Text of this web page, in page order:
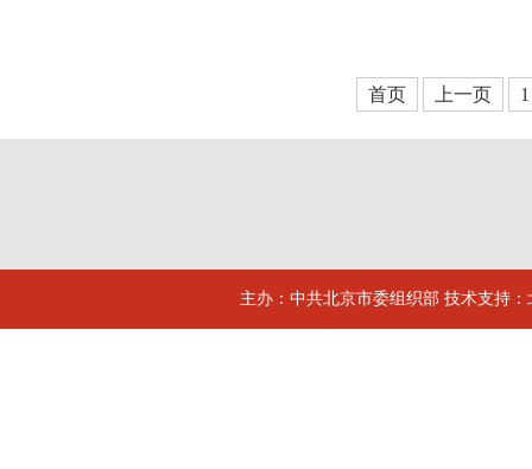
首页 上一页 1
主办：中共北京市委组织部 技术支持